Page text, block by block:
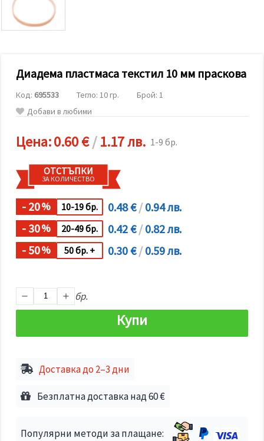
релевантно
съдържание
и реклами,
включително
за анализ
използваме
всички
като
натиснеш
"Приеми
всички!"
или да
посочиш
предпочитанията
си в
"Настройки",
"бисквитки"
бутона
всички
на
Диадема пластмаса текстил 10 мм праскова
Код: 695533 Тегло: 10 гр.
Брой: 1
Добави в любими
Цена:0.60 €/1.17 лв. 1-9 бр.
ОТСТЪПКИ
ЗА КОЛИЧЕСТВО
- 20% 10-19 бр. 0.48 €/0.94 лв.
- 30% 20-49 бр. 0.42 €/0.82 лв.
- 50% 50 бр. + 0.30 €/0.59 лв.
бр.
Купи
Доставка до 2–3 дни
Безплатна доставка над 60 €
Популярни методи за плащане: